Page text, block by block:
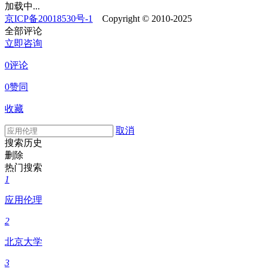
加载中...
京ICP备20018530号-1 Copyright © 2010-2025
全部评论
立即咨询
0评论
0赞同
收藏
取消
搜索历史
删除
热门搜索
1
应用伦理
2
北京大学
3